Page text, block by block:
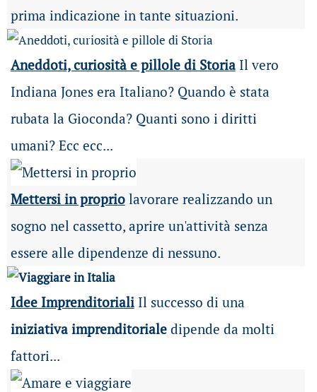
prima indicazione in tante situazioni.
Aneddoti, curiosità e pillole di Storia Il vero
Indiana Jones era Italiano? Quando è stata
rubata la Gioconda? Quanti sono i diritti
umani? Ecc ecc...
Mettersi in propriolavorare realizzando un
sogno nel cassetto, aprire un'attività senza
essere alle dipendenze di nessuno.
Idee ImprenditorialiIl successo di una
iniziativa imprenditorialedipende da molti
fattori...